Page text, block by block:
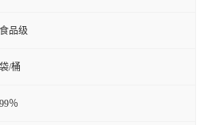
食品级
袋/桶
99％